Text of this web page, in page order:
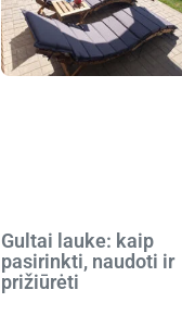
Gultai lauke: kaip
pasirinkti, naudoti ir
prižiūrėti